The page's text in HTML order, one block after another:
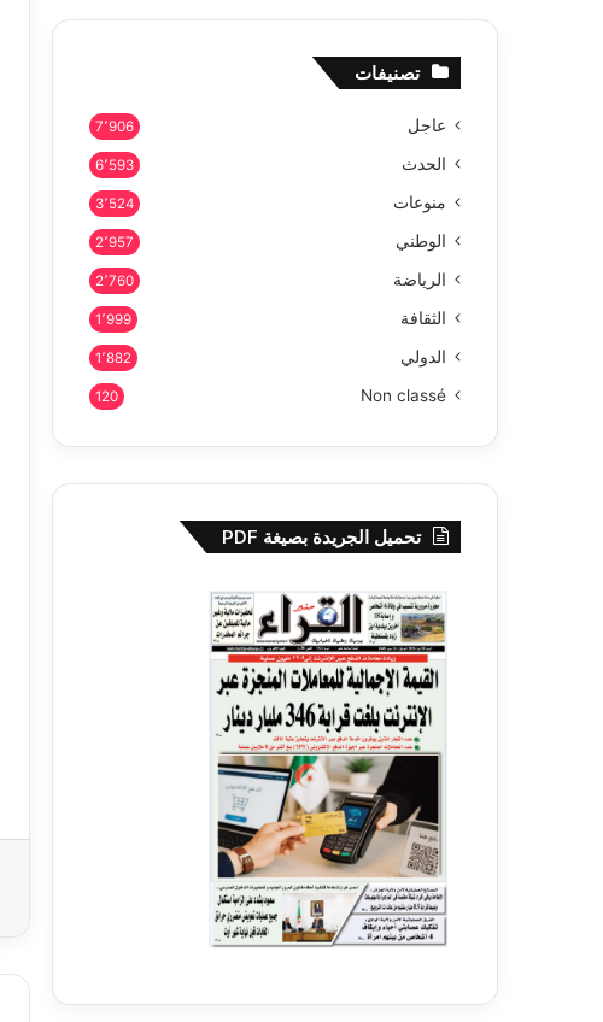
تصنيفات
عاجل 7٬906
الحدث 6٬593
منوعات 3٬524
الوطني 2٬957
الرياضة 2٬760
الثقافة 1٬999
الدولي 1٬882
Non classé
120
تحميل الجريدة بصيغة PDF